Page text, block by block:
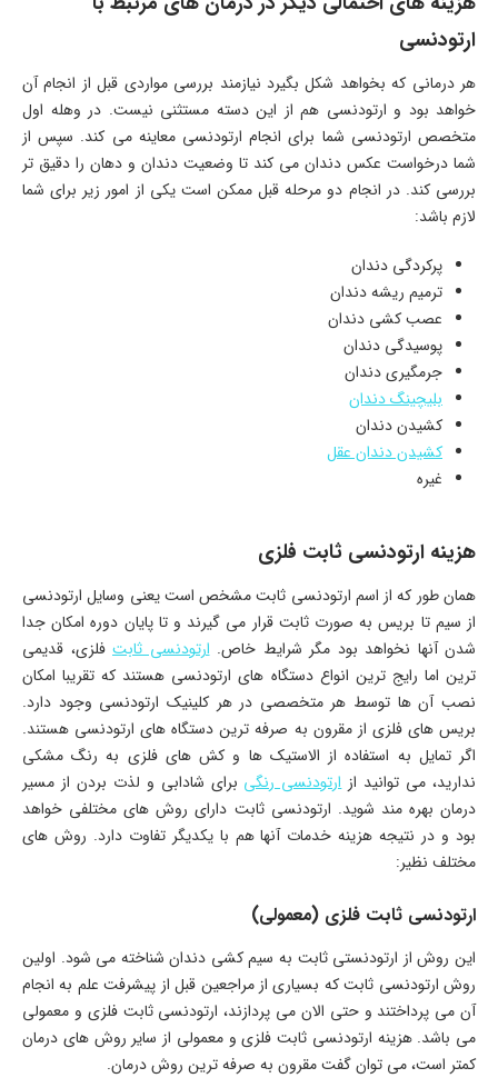
ارتودنسی
هر درمانی که بخواهد شکل بگیرد نیازمند بررسی مواردی قبل از انجام آن
خواهد بود و ارتودنسی هم از این دسته مستثنی نیست. در وهله اول
متخصص ارتودنسی شما برای انجام ارتودنسی معاینه می کند. سپس از
شما درخواست عکس دندان می کند تا وضعیت دندان و دهان را دقیق تر
بررسی کند. در انجام دو مرحله قبل ممکن است یکی از امور زیر برای شما
لازم باشد:
پرکردگی دندان
ترمیم ریشه دندان
عصب کشی دندان
پوسیدگی دندان
جرمگیری دندان
بلیچینگ دندان
کشیدن دندان
کشیدن دندان عقل
غیره
هزینه ارتودنسی ثابت فلزی
همان طور که از اسم ارتودنسی ثابت مشخص است یعنی وسایل ارتودنسی
از سیم تا بریس به صورت ثابت قرار می گیرند و تا پایان دوره امکان جدا
شدن آنها نخواهد بود مگر شرایط خاص.ارتودنسی ثابت فلزی، قدیمی
ترین اما رایج ترین انواع دستگاه های ارتودنسی هستند که تقریبا امکان
نصب آن ها توسط هر متخصصی در هر کلینیک ارتودنسی وجود دارد.
بریس های فلزی از مقرون به صرفه ترین دستگاه های ارتودنسی هستند.
اگر تمایل به استفاده از الاستیک ها و کش های فلزی به رنگ مشکی
ندارید، می توانید ازارتودنسی رنگی برای شادابی و لذت بردن از مسیر
درمان بهره مند شوید. ارتودنسی ثابت دارای روش های مختلفی خواهد
بود و در نتیجه هزینه خدمات آنها هم با یکدیگر تفاوت دارد. روش های
مختلف نظیر:
ارتودنسی ثابت فلزی (معمولی)
این روش از ارتودنستی ثابت به سیم کشی دندان شناخته می شود. اولین
روش ارتودنسی ثابت که بسیاری از مراجعین قبل از پیشرفت علم به انجام
آن می پرداختند و حتی الان می پردازند، ارتودنسی ثابت فلزی و معمولی
می باشد. هزینه ارتودنسی ثابت فلزی و معمولی از سایر روش های درمان
کمتر است، می توان گفت مقرون به صرفه ترین روش درمان.